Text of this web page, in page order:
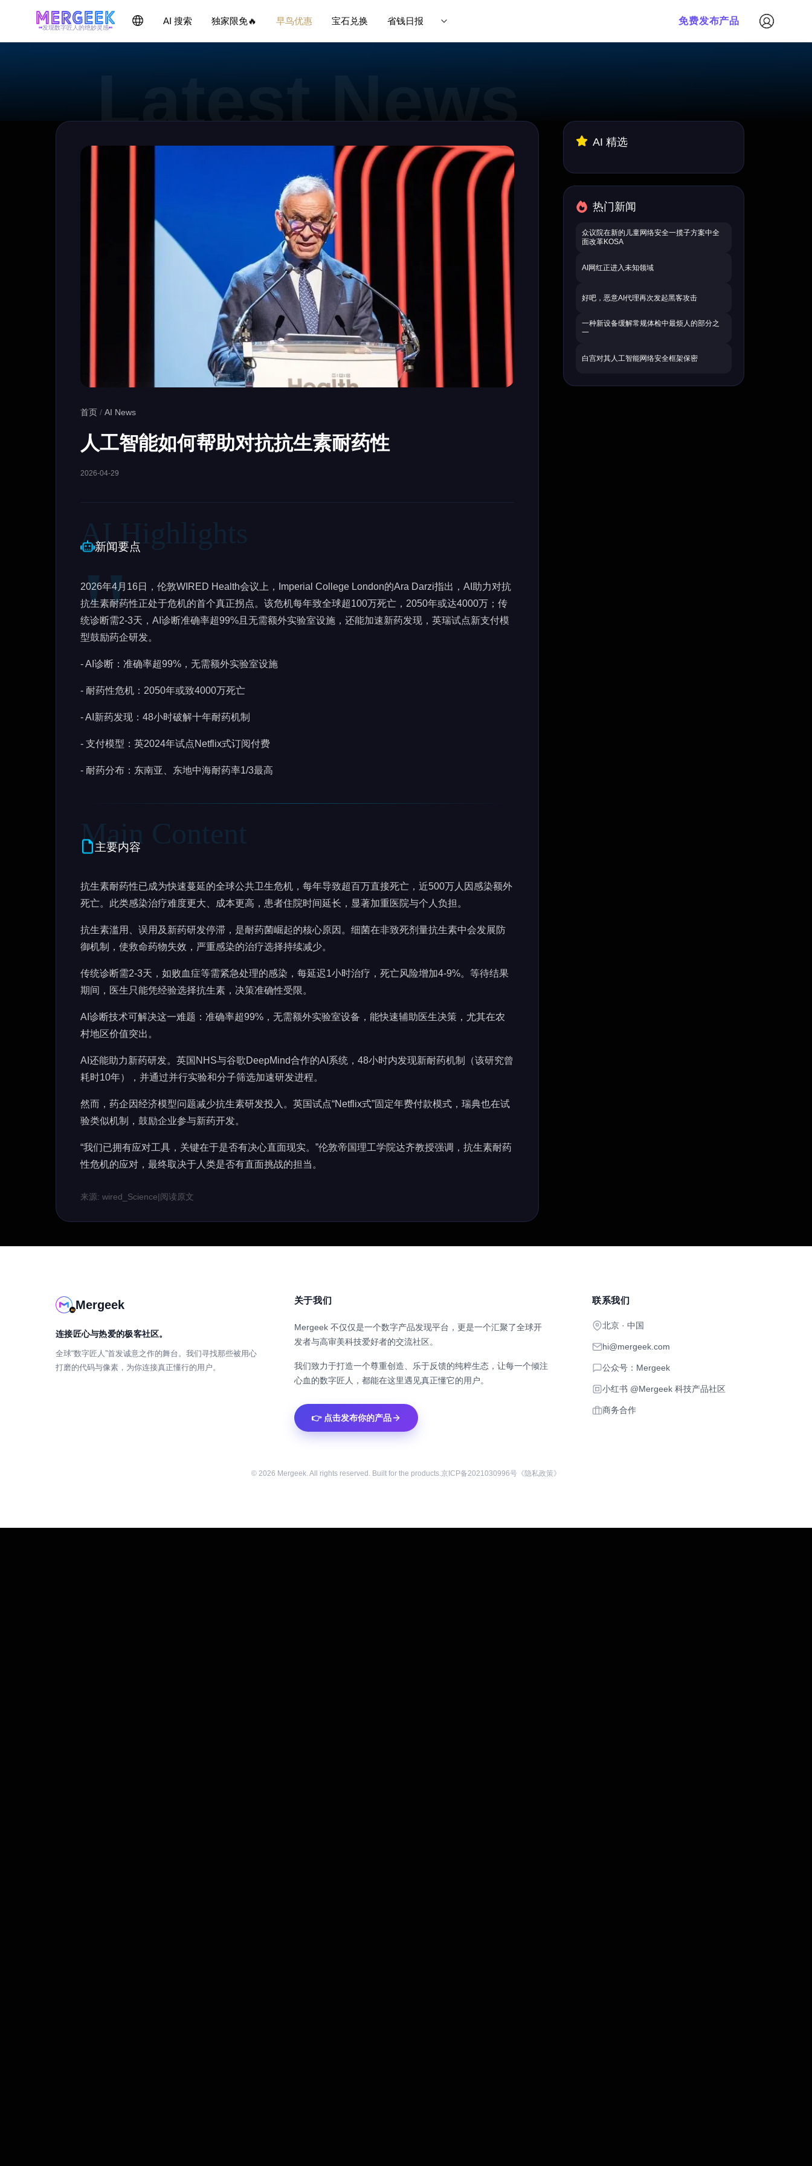
发现数字匠人的绝妙灵感
AI 搜索 独家限免🔥 早鸟优惠 宝石兑换 省钱日报 免费发布产品
首页 / AI News
人工智能如何帮助对抗抗生素耐药性
2026-04-29
新闻要点
2026年4月16日，伦敦WIRED Health会议上，Imperial College London的Ara Darzi指出，AI助力对抗
抗生素耐药性正处于危机的首个真正拐点。该危机每年致全球超100万死亡，2050年或达4000万；传
统诊断需2-3天，AI诊断准确率超99%且无需额外实验室设施，还能加速新药发现，英瑞试点新支付模
型鼓励药企研发。
- AI诊断：准确率超99%，无需额外实验室设施
- 耐药性危机：2050年或致4000万死亡
- AI新药发现：48小时破解十年耐药机制
- 支付模型：英2024年试点Netflix式订阅付费
- 耐药分布：东南亚、东地中海耐药率1/3最高
主要内容
抗生素耐药性已成为快速蔓延的全球公共卫生危机，每年导致超百万直接死亡，近500万人因感染额外
死亡。此类感染治疗难度更大、成本更高，患者住院时间延长，显著加重医院与个人负担。
抗生素滥用、误用及新药研发停滞，是耐药菌崛起的核心原因。细菌在非致死剂量抗生素中会发展防
御机制，使救命药物失效，严重感染的治疗选择持续减少。
传统诊断需2-3天，如败血症等需紧急处理的感染，每延迟1小时治疗，死亡风险增加4-9%。等待结果
期间，医生只能凭经验选择抗生素，决策准确性受限。
AI诊断技术可解决这一难题：准确率超99%，无需额外实验室设备，能快速辅助医生决策，尤其在农
村地区价值突出。
AI还能助力新药研发。英国NHS与谷歌DeepMind合作的AI系统，48小时内发现新耐药机制（该研究曾
耗时10年），并通过并行实验和分子筛选加速研发进程。
然而，药企因经济模型问题减少抗生素研发投入。英国试点“Netflix式”固定年费付款模式，瑞典也在试
验类似机制，鼓励企业参与新药开发。
“我们已拥有应对工具，关键在于是否有决心直面现实。”伦敦帝国理工学院达齐教授强调，抗生素耐药
性危机的应对，最终取决于人类是否有直面挑战的担当。
来源: wired_Science|阅读原文
AI 精选
热门新闻
众议院在新的儿童网络安全一揽子方案中全
面改革KOSA
AI网红正进入未知领域
好吧，恶意AI代理再次发起黑客攻击
一种新设备缓解常规体检中最烦人的部分之
一
白宫对其人工智能网络安全框架保密
Mergeek
连接匠心与热爱的极客社区。
全球“数字匠人”首发诚意之作的舞台。我们寻找那些被用心
打磨的代码与像素，为你连接真正懂行的用户。
关于我们
Mergeek 不仅仅是一个数字产品发现平台，更是一个汇聚了全球开
发者与高审美科技爱好者的交流社区。
我们致力于打造一个尊重创造、乐于反馈的纯粹生态，让每一个倾注
心血的数字匠人，都能在这里遇见真正懂它的用户。
👉 点击发布你的产品
联系我们
北京 · 中国
hi@mergeek.com
公众号：Mergeek
小红书 @Mergeek 科技产品社区
商务合作
© 2026 Mergeek. All rights reserved. Built for the products.京ICP备2021030996号 《隐私政策》